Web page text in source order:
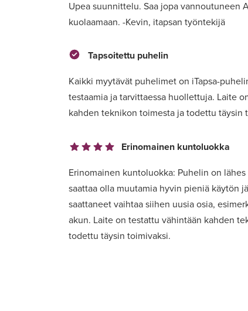
Upea suunnittelu. Saa jopa vannoutuneen
kuolaamaan. -Kevin, itapsan työntekijä
Tapsoitettu puhelin
Kaikki myytävät puhelimet on iTapsa-
testaamia ja tarvittaessa huollettuja. Laite
kahden teknikon toimesta ja todettu täysin
Erinomainen kuntoluokka
Erinomainen kuntoluokka: Puhelin on
saattaa olla muutamia hyvin pieniä käytön
saattaneet vaihtaa siihen uusia osia,
akun. Laite on testattu vähintään kahden
todettu täysin toimivaksi.